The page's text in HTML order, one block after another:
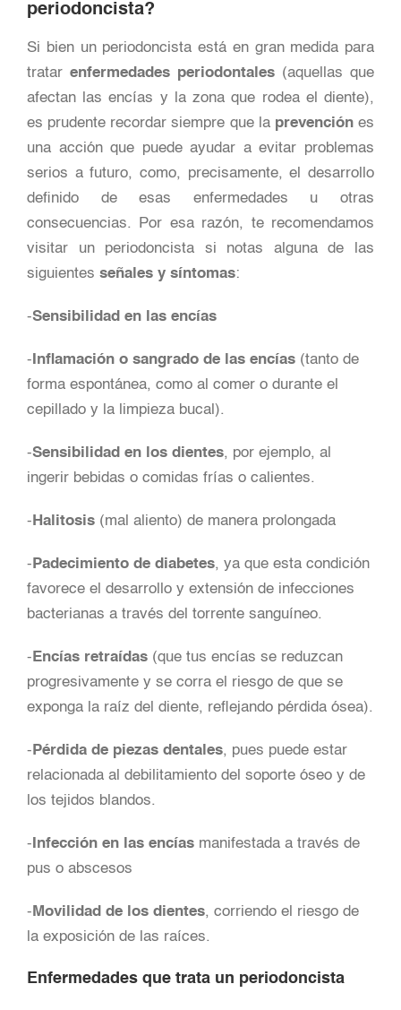
periodoncista?
Si bien un periodoncista está en gran medida para
tratar enfermedades periodontales (aquellas que
afectan las encías y la zona que rodea el diente),
es prudente recordar siempre que la prevenciónes
una acción que puede ayudar a evitar problemas
serios a futuro, como, precisamente, el desarrollo
definido de esas enfermedades u otras
consecuencias. Por esa razón, te recomendamos
visitar un periodoncista si notas alguna de las
siguientes señales y síntomas:
-Sensibilidad en las encías
- Inflamación o sangrado de las encías (tanto de
forma espontánea, como al comer o durante el
cepillado y la limpieza bucal).
-Sensibilidad en los dientes, por ejemplo, al
ingerir bebidas o comidas frías o calientes.
- Halitosis (mal aliento) de manera prolongada
- Padecimiento de diabetes, ya que esta condición
favorece el desarrollo y extensión de infecciones
bacterianas a través del torrente sanguíneo.
- Encías retraídas (que tus encías se reduzcan
progresivamente y se corra el riesgo de que se
exponga la raíz del diente, reflejando pérdida ósea).
- Pérdida de piezas dentales, pues puede estar
relacionada al debilitamiento del soporte óseo y de
los tejidos blandos.
- Infección en las encías manifestada a través de
pus o abscesos
- Movilidad de los dientes, corriendo el riesgo de
la exposición de las raíces.
Enfermedades que trata un periodoncista